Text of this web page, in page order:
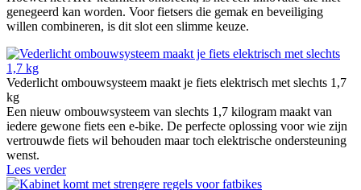
genegeerd kan worden. Voor fietsers die gemak en beveiliging
willen combineren, is dit slot een slimme keuze.
Vederlicht ombouwsysteem maakt je fiets elektrisch met slechts 1,7
kg
Een nieuw ombouwsysteem van slechts 1,7 kilogram maakt van
iedere gewone fiets een e-bike. De perfecte oplossing voor wie zijn
vertrouwde fiets wil behouden maar toch elektrische ondersteuning
wenst.
Lees verder